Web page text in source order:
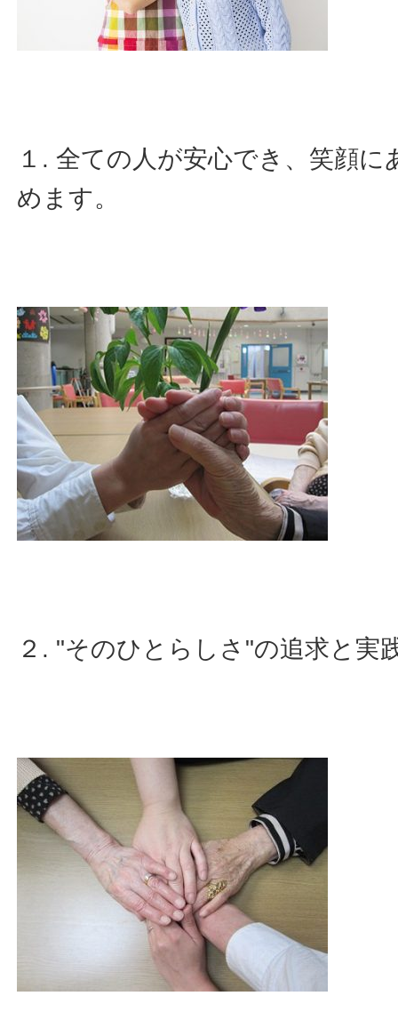
１. 全ての人が安心でき、笑顔
めます。
２. "そのひとらしさ"の追求と実